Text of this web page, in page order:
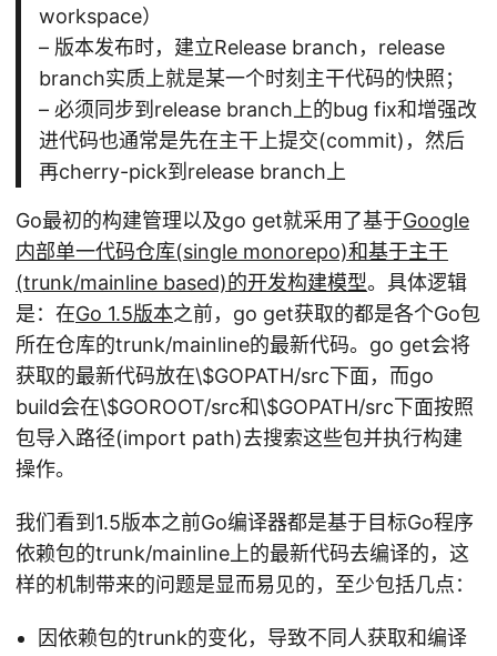
workspace）
– 版本发布时，建立Release branch，release
branch实质上就是某一个时刻主干代码的快照；
– 必须同步到release branch上的bug fix和增强改
进代码也通常是先在主干上提交(commit)，然后
再cherry-pick到release branch上
Go最初的构建管理以及go get就采用了基于Google
内部单一代码仓库(single monorepo)和基于主干
(trunk/mainline based)的开发构建模型。具体逻辑
是：在Go 1.5版本之前，go get获取的都是各个Go包
所在仓库的trunk/mainline的最新代码。go get会将
获取的最新代码放在\$GOPATH/src下面，而go
build会在\$GOROOT/src和\$GOPATH/src下面按照
包导入路径(import path)去搜索这些包并执行构建
操作。
我们看到1.5版本之前Go编译器都是基于目标Go程序
依赖包的trunk/mainline上的最新代码去编译的，这
样的机制带来的问题是显而易见的，至少包括几点：
因依赖包的trunk的变化，导致不同人获取和编译